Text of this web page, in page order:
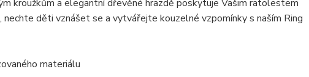
kroužkům a elegantní dřevěné hrazdě poskytuje Vašim ratolestem
nechte děti vznášet se a vytvářejte kouzelné vzpomínky s naším Ring
materiálu